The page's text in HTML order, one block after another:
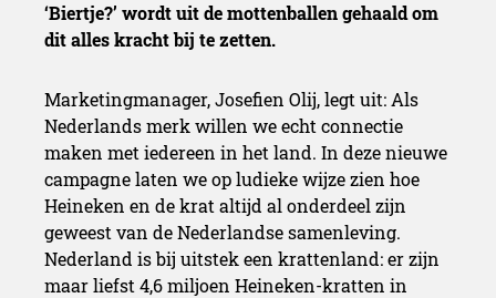
‘Biertje?’ wordt uit de mottenballen gehaald om
dit alles kracht bij te zetten.
Marketingmanager, Josefien Olij, legt uit: Als
Nederlands merk willen we echt connectie
maken met iedereen in het land. In deze nieuwe
campagne laten we op ludieke wijze zien hoe
Heineken en de krat altijd al onderdeel zijn
geweest van de Nederlandse samenleving.
Nederland is bij uitstek een krattenland: er zijn
maar liefst 4,6 miljoen Heineken-kratten in